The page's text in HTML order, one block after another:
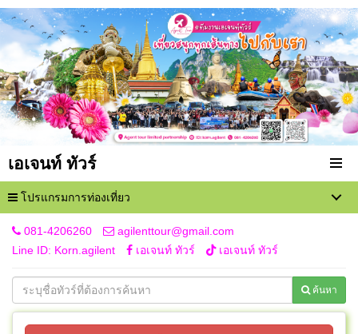
เอเจนท์ ทัวร์
โปรแกรมการท่องเที่ยว
081-4206260
agilenttour@gmail.com
Line ID: Korn.agilent
เอเจนท์ ทัวร์ เอเจนท์ ทัวร์
ค้นหา